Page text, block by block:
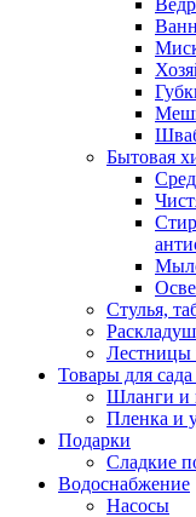
Бытовая
Стулья,
Лестницы
Товары для
Шланги и
Пленка и
Подарки
Cладкие
Водоснабжение
Насосы